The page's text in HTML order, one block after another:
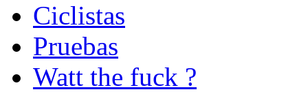
Ciclistas
Pruebas
Watt the fuck ?